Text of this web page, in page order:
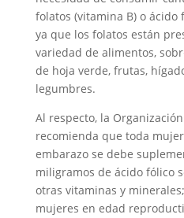
folatos (vitamina B) o ácido
ya que los folatos están
variedad de alimentos,
de hoja verde, frutas,
legumbres.
Al respecto, la
recomienda que toda
embarazo se debe
miligramos de ácido fólico
otras vitaminas y
mujeres en edad